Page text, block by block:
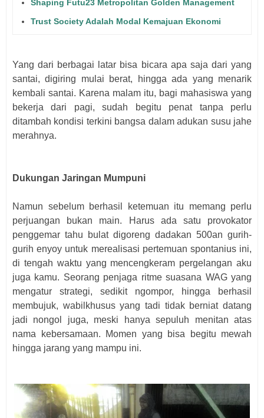
Shaping Futu23 Metropolitan Golden Management
Trust Society Adalah Modal Kemajuan Ekonomi
Yang dari berbagai latar bisa bicara apa saja dari yang
santai, digiring mulai berat, hingga ada yang menarik
kembali santai. Karena malam itu, bagi mahasiswa yang
bekerja dari pagi, sudah begitu penat tanpa perlu
ditambah kondisi terkini bangsa dalam adukan susu jahe
merahnya.
Dukungan Jaringan Mumpuni
Namun sebelum berhasil ketemuan itu memang perlu
perjuangan bukan main. Harus ada satu provokator
penggemar tahu bulat digoreng dadakan 500an gurih-
gurih enyoy untuk merealisasi pertemuan spontanius ini,
di tengah waktu yang mencengkeram pergelangan aku
juga kamu. Seorang penjaga ritme suasana WAG yang
mengatur strategi, sedikit ngompor, hingga berhasil
membujuk, wabilkhusus yang tadi tidak berniat datang
jadi nongol juga, meski hanya sepuluh menitan atas
nama kebersamaan. Momen yang bisa begitu mewah
hingga jarang yang mampu ini.